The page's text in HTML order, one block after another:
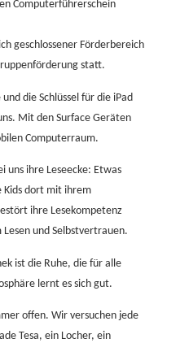
Computerführerschein
geschlossener Förderbereich
statt.
die Schlüssel für die iPad
Mit den Surface Geräten
Computerraum.
uns ihre Leseecke: Etwas
Kids dort mit ihrem
ihre Lesekompetenz
und Selbstvertrauen.
ist die Ruhe, die für alle
lernt es sich gut.
offen. Wir versuchen jede
Tesa, ein Locher, ein